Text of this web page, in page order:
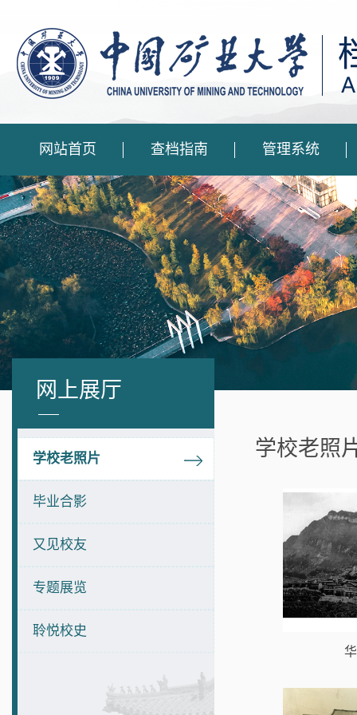
网站首页 查档指南 管理系统
网上展厅
学校老照片
毕业合影
又见校友
专题展览
聆悦校史
学校老照